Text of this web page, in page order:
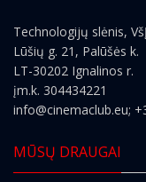
Technologijų slėnis, VšĮ
Lūšių g. 21, Palūšės k.
LT-30202 Ignalinos r.
įm.k. 304434221
info@cinemaclub.eu;
MŪSŲ DRAUGAI